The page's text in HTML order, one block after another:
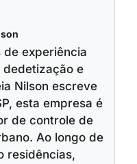
de experiência
e
Nilson escreve
esta empresa é
de controle de
Ao longo de
residências,